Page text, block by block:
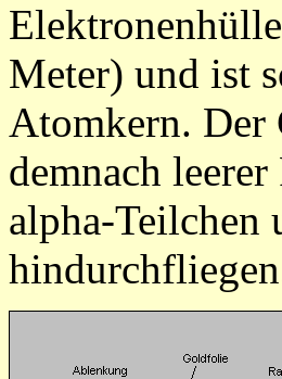
Meter) und ist
Atomkern. Der
demnach
alpha-